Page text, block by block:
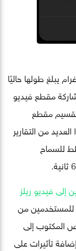
يبلغ طولها حاليًا
مقطع فيديو
تقسيم مقطع
من التقارير
للسماح
إلى فيديو ريلز
للمستخدمين من
المكتوب إلى
تأثيرات على